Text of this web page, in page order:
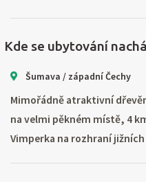
Kde se ubytování
Šumava / západní Čechy
Mimořádně atraktivní
na velmi pěkném místě, 4
Vimperka na rozhraní jižních